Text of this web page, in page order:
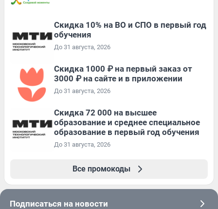
Скидка 10% на ВО и СПО в первый год
обучения
До 31 августа, 2026
Скидка 1000 ₽ на первый заказ от
3000 ₽ на сайте и в приложении
До 31 августа, 2026
Скидка 72 000 на высшее
образование и среднее специальное
образование в первый год обучения
До 31 августа, 2026
Все промокоды
Подписаться на новости